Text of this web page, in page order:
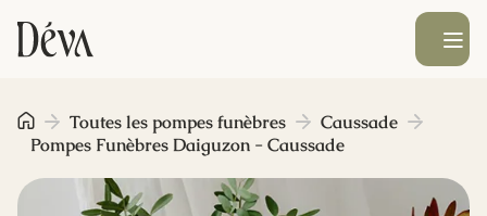
Obsèques
Prévoyance
Ouvrir le
Toutes les pompes funèbres
Caussade
Pompes Funèbres Daiguzon - Caussade